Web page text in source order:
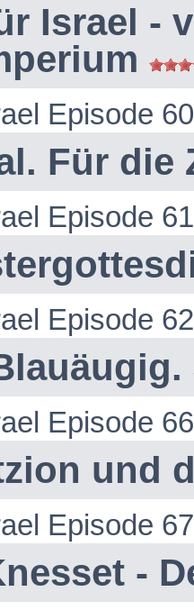
Israel -
Episode 60
Für die
Episode 61
Episode 62
Episode 66
und
Episode 67
-